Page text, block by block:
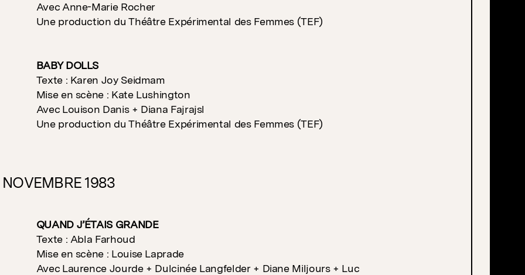
Avec Anne-Marie Rocher
Une production du Théâtre Expérimental des Femmes (TEF)
BABY DOLLS
Texte : Karen Joy Seidmam
Mise en scène : Kate Lushington
Avec Louison Danis + Diana Fajrajsl
Une production du Théâtre Expérimental des Femmes (TEF)
1983
QUAND J’ÉTAIS GRANDE
Texte : Abla Farhoud
Mise en scène : Louise Laprade
Avec Laurence Jourde + Dulcinée Langfelder + Diane Miljours + Luc